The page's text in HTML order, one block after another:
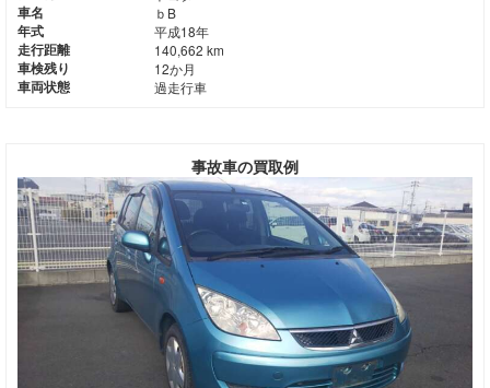
車名
ｂB
年式
平成18年
走行距離
140,662 km
車検残り
12か月
車両状態
過走行車
事故車の買取例